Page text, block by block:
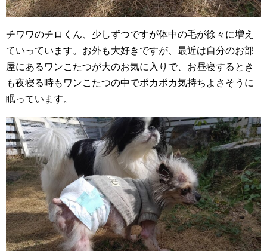
チワワのチロくん、少しずつですが体中の毛が徐々に増え
ていっています。お外も大好きですが、最近は自分のお部
屋にあるワンこたつが大のお気に入りで、お昼寝するとき
も夜寝る時もワンこたつの中でポカポカ気持ちよさそうに
眠っています。